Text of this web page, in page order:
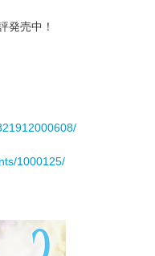
発売中！
1000125/